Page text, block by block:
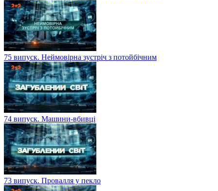
75 випуск. Неймовірна зустріч з потойбічним
74 випуск. Машини-вбивці
73 випуск. Провалля у пекло